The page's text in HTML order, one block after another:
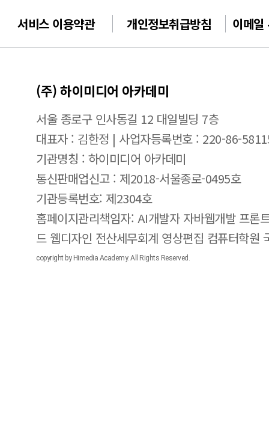
서비스 이용약관 개인정보취급방침 이메일
(주) 하이미디어 아카데미
서울 종로구 인사동길 12 대일빌딩 7층
대표자 : 김한정 | 사업자등록번호 : 220-86-
기관명칭 : 하이미디어 아카데미
통신판매업신고 : 제2018-서울종로-0495호
기관등록번호: 제2304호
홈페이지관리책임자: AI개발자 자바웹개발 프론
드 웹디자인 전산세무회계 영상편집 컴퓨터학원
copyright by Himedia Academy. All Rights Reserved.